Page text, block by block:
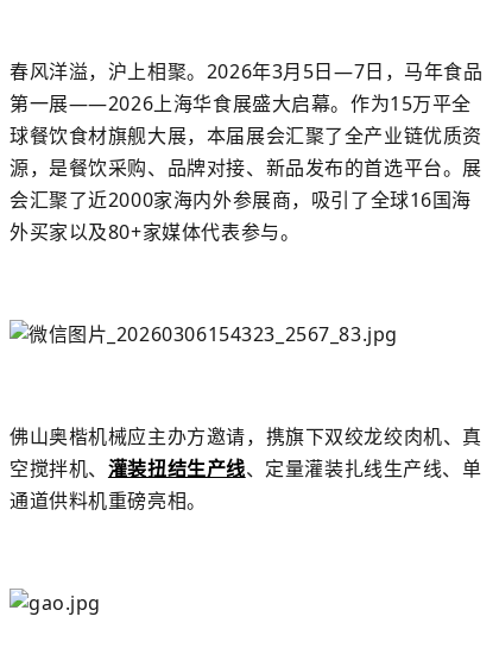
春风洋溢，沪上相聚。 2026年3月5日—7日，马年食品
第一展——2026上海华食展盛大启幕。作为15万平全
球餐饮食材旗舰大展，本届展会汇聚了全产业链优质资
源，是餐饮采购、品牌对接、新品发布的首选平台。展
会汇聚了近2000家海内外参展商，吸引了全球16国海
外买家以及80+家媒体代表参与。
佛山奥楷机械应主办方邀请， 携旗下双绞龙绞肉机、真
空搅拌机、 灌装扭结生产线、定量灌装扎线生产线、单
通道供料机重磅亮相。